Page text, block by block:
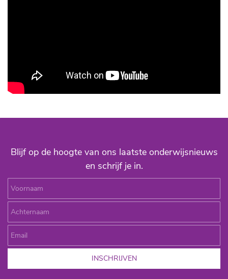
Blijf op de hoogte van ons laatste onderwijsnieuws
en schrijf je in.
INSCHRIJVEN